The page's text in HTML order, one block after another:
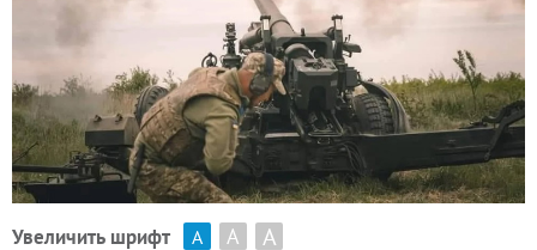
Увеличить шрифт А А А